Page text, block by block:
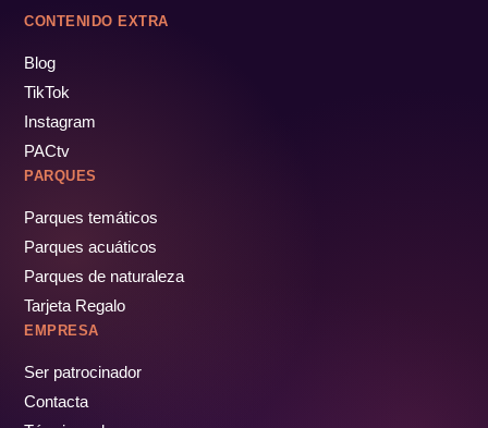
CONTENIDO EXTRA
Blog
TikTok
Instagram
PACtv
PARQUES
Parques temáticos
Parques acuáticos
Parques de naturaleza
Tarjeta Regalo
EMPRESA
Ser patrocinador
Contacta